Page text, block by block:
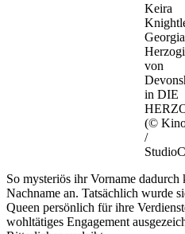
Keira
von
in DIE
(©
/
So mysteriös ihr Vorname
Nachname an. Tatsächlich wurde
Queen persönlich für ihre
wohltätiges Engagement